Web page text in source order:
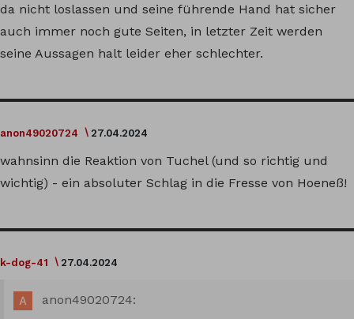
da nicht loslassen und seine führende Hand hat sicher
auch immer noch gute Seiten, in letzter Zeit werden
seine Aussagen halt leider eher schlechter.
anon49020724 27.04.2024
wahnsinn die Reaktion von Tuchel (und so richtig und
wichtig) - ein absoluter Schlag in die Fresse von Hoeneß!
k-dog-41 27.04.2024
anon49020724: